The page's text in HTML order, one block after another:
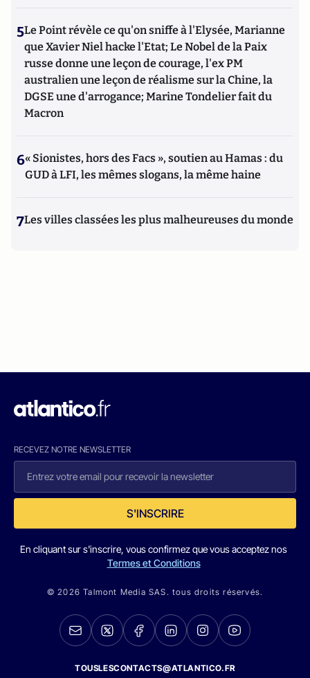
5Le Point révèle ce qu'on sniffe à l'Elysée, Marianne
que Xavier Niel hacke l'Etat; Le Nobel de la Paix
russe donne une leçon de courage, l'ex PM
australien une leçon de réalisme sur la Chine, la
DGSE une d'arrogance; Marine Tondelier fait du
Macron
6« Sionistes, hors des Facs », soutien au Hamas : du
GUD à LFI, les mêmes slogans, la même haine
7Les villes classées les plus malheureuses du monde
RECEVEZ NOTRE NEWSLETTER
S'INSCRIRE
En cliquant sur s'inscrire, vous confirmez que vous acceptez nos
Termes et Conditions
© 2026 Talmont Media SAS. tous droits réservés.
TOUSLESCONTACTS@ATLANTICO.FR